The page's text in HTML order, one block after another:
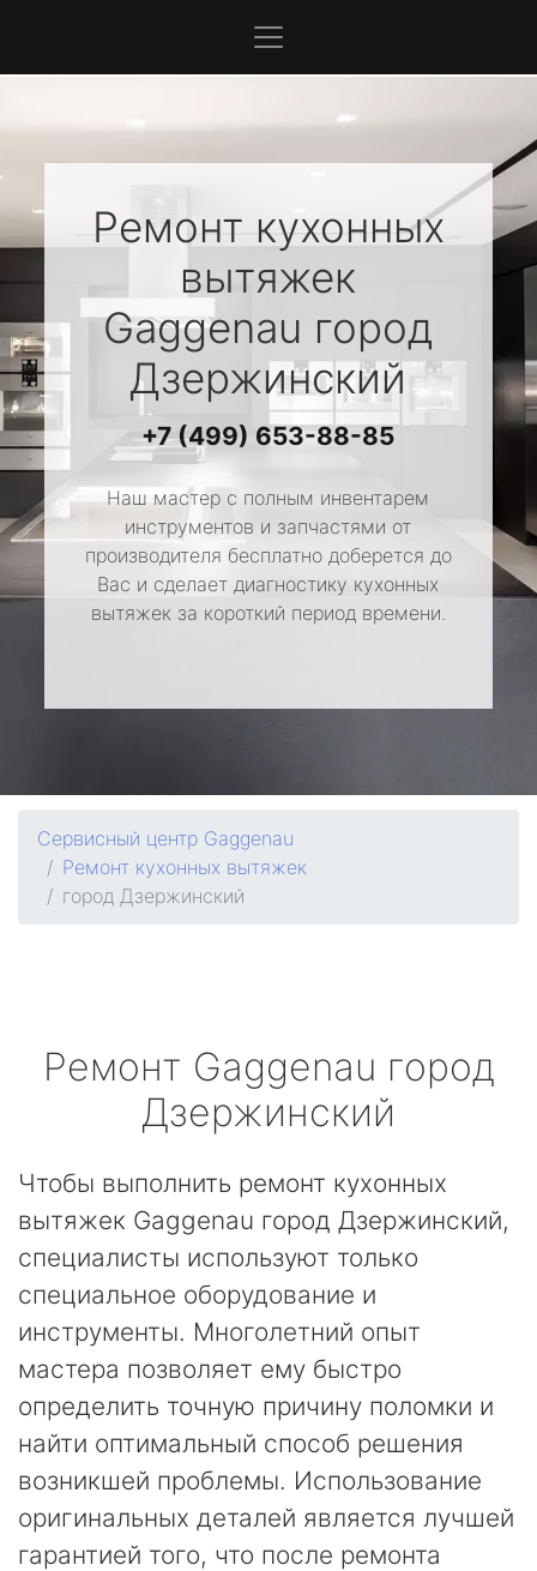
Ремонт кухонных
вытяжек
Gaggenau город
Дзержинский
+7 (499) 653-88-85
Наш мастер с полным инвентарем
инструментов и запчастями от
производителя бесплатно доберется до
Вас и сделает диагностику кухонных
вытяжек за короткий период времени.
Сервисный центр Gaggenau
Ремонт кухонных вытяжек
город Дзержинский
Ремонт Gaggenau город
Дзержинский
Чтобы выполнить ремонт кухонных
вытяжек Gaggenau город Дзержинский,
специалисты используют только
специальное оборудование и
инструменты. Многолетний опыт
мастера позволяет ему быстро
определить точную причину поломки и
найти оптимальный способ решения
возникшей проблемы. Использование
оригинальных деталей является лучшей
гарантией того, что после ремонта